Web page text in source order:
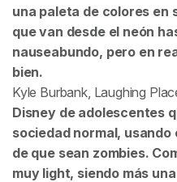
una paleta de colores en
que van desde el neón
nauseabundo, pero en
bien.
Kyle Burbank, Laughing
Disney de adolescentes
sociedad normal,
de que sean zombies.
muy light, siendo más